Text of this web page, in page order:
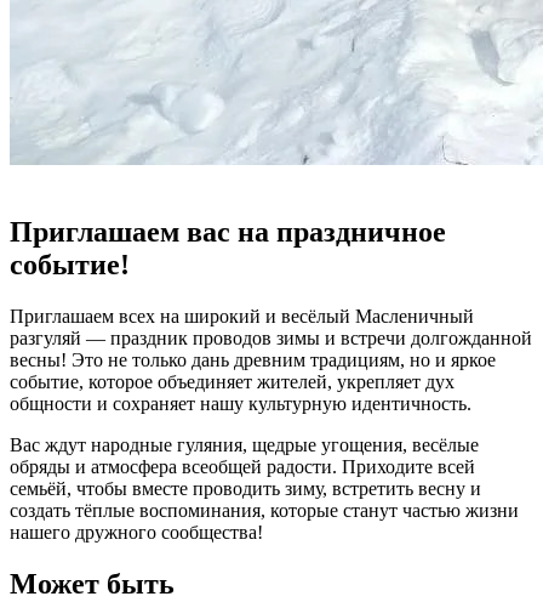
Приглашаем вас на праздничное
событие!
Приглашаем всех на широкий и весёлый Масленичный
разгуляй — праздник проводов зимы и встречи долгожданной
весны! Это не только дань древним традициям, но и яркое
событие, которое объединяет жителей, укрепляет дух
общности и сохраняет нашу культурную идентичность.
Вас ждут народные гуляния, щедрые угощения, весёлые
обряды и атмосфера всеобщей радости. Приходите всей
семьёй, чтобы вместе проводить зиму, встретить весну и
создать тёплые воспоминания, которые станут частью жизни
нашего дружного сообщества!
Может быть